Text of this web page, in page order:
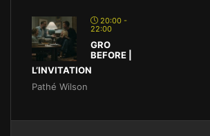
20:00 -
22:00
GRO
BEFORE |
L’INVITATION
Pathé Wilson